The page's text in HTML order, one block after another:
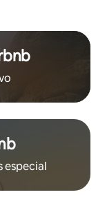
especial